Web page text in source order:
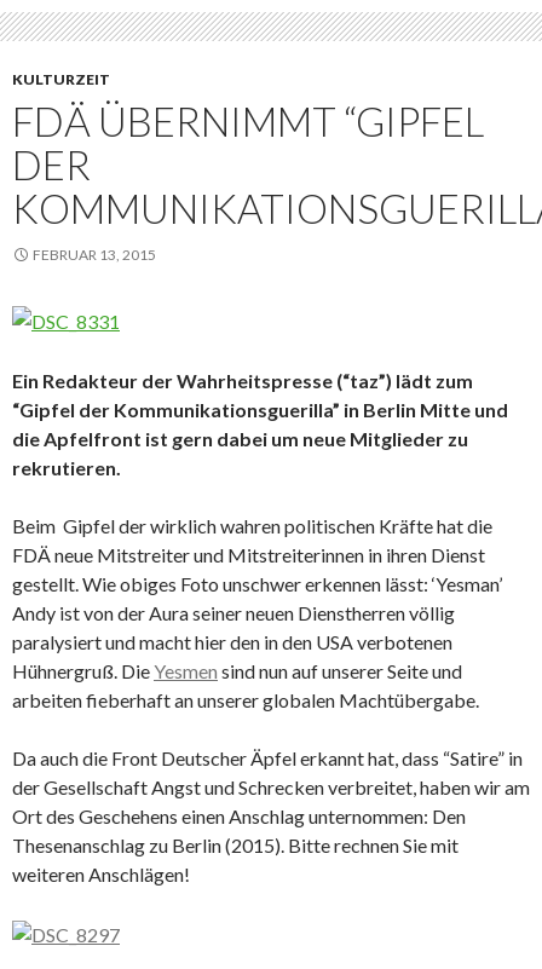
KULTURZEIT
FDÄ ÜBERNIMMT “GIPFEL
DER
FEBRUAR 13, 2015
Ein Redakteur der Wahrheitspresse (“taz”) lädt zum
“Gipfel der Kommunikationsguerilla” in Berlin Mitte und
die Apfelfront ist gern dabei um neue Mitglieder zu
rekrutieren.
Beim Gipfel der wirklich wahren politischen Kräfte hat die
FDÄ neue Mitstreiter und Mitstreiterinnen in ihren Dienst
gestellt. Wie obiges Foto unschwer erkennen lässt: ‘Yesman’
Andy ist von der Aura seiner neuen Dienstherren völlig
paralysiert und macht hier den in den USA verbotenen
Hühnergruß. DieYesmen sind nun auf unserer Seite und
arbeiten fieberhaft an unserer globalen Machtübergabe.
Da auch die Front Deutscher Äpfel erkannt hat, dass “Satire” in
der Gesellschaft Angst und Schrecken verbreitet, haben wir am
Ort des Geschehens einen Anschlag unternommen: Den
Thesenanschlag zu Berlin (2015). Bitte rechnen Sie mit
weiteren Anschlägen!